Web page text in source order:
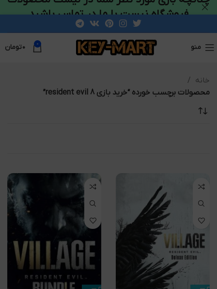
منو 0 ۰تومان
خانه
محصولات برچسب خورده “خرید بازی resident evil 8”
فروشگاه نیست با ما در تماس باشید